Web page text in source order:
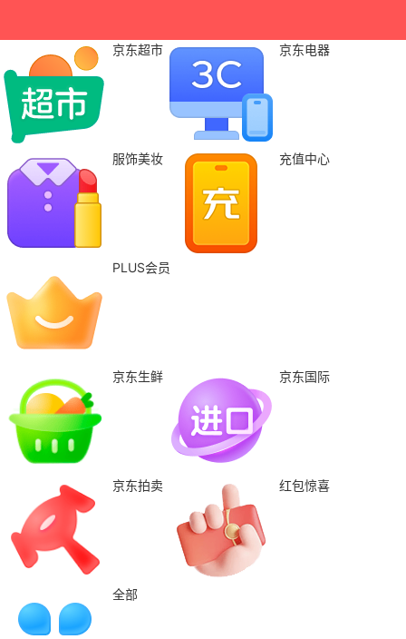
京东超市 京东电器
服饰美妆 充值中心
PLUS会员
京东生鲜 京东国际
京东拍卖 红包惊喜
全部